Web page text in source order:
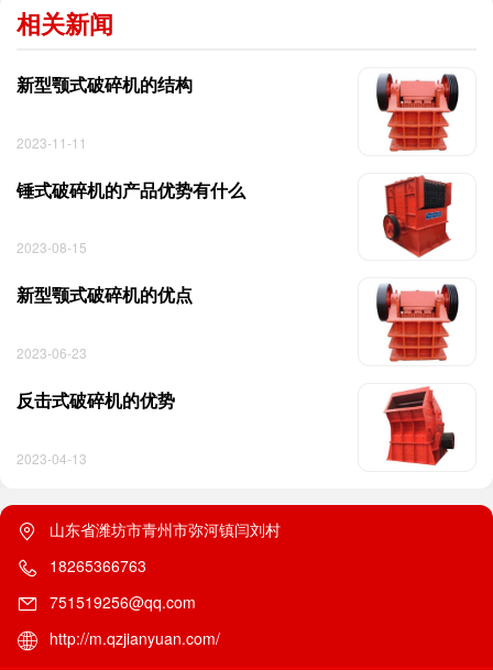
相关新闻
新型颚式破碎机的结构
2023-11-11
锤式破碎机的产品优势有什么
2023-08-15
新型颚式破碎机的优点
2023-06-23
反击式破碎机的优势
2023-04-13
山东省潍坊市青州市弥河镇闫刘村
18265366763
751519256@qq.com
http://m.qzjianyuan.com/